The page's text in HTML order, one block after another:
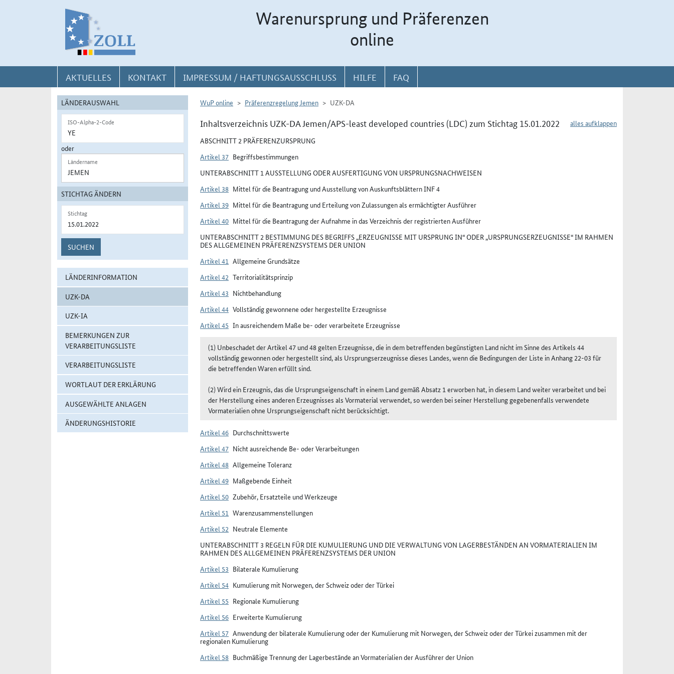
Warenursprung und Präferenzen
online
AKTUELLES KONTAKT IMPRESSUM / HAFTUNGSAUSSCHLUSS HILFE FAQ
LÄNDERAUSWAHL
ISO-Alpha-2-Code
oder
Ländername
STICHTAG ÄNDERN
Stichtag
SUCHEN
LÄNDERINFORMATION
UZK-DA
UZK-IA
BEMERKUNGEN ZUR
VERARBEITUNGSLISTE
VERARBEITUNGSLISTE
WORTLAUT DER ERKLÄRUNG
AUSGEWÄHLTE ANLAGEN
ÄNDERUNGSHISTORIE
WuP online Präferenzregelung Jemen UZK-DA
alles aufklappen
Inhaltsverzeichnis UZK-DA Jemen/APS-least developed countries (LDC) zum Stichtag 15.01.2022
ABSCHNITT 2 PRÄFERENZURSPRUNG
Artikel 37 Begriffsbestimmungen
UNTERABSCHNITT 1 AUSSTELLUNG ODER AUSFERTIGUNG VON URSPRUNGSNACHWEISEN
Artikel 38 Mittel für die Beantragung und Ausstellung von Auskunftsblättern INF 4
Artikel 39 Mittel für die Beantragung und Erteilung von Zulassungen als ermächtigter Ausführer
Artikel 40 Mittel für die Beantragung der Aufnahme in das Verzeichnis der registrierten Ausführer
UNTERABSCHNITT 2 BESTIMMUNG DES BEGRIFFS „ERZEUGNISSE MIT URSPRUNG IN“ ODER „URSPRUNGSERZEUGNISSE“ IM RAHMEN
DES ALLGEMEINEN PRÄFERENZSYSTEMS DER UNION
Artikel 41 Allgemeine Grundsätze
Artikel 42 Territorialitätsprinzip
Artikel 43 Nichtbehandlung
Artikel 44 Vollständig gewonnene oder hergestellte Erzeugnisse
Artikel 45 In ausreichendem Maße be- oder verarbeitete Erzeugnisse
(1) Unbeschadet der Artikel 47 und 48 gelten Erzeugnisse, die in dem betreffenden begünstigten Land nicht im Sinne des Artikels 44
vollständig gewonnen oder hergestellt sind, als Ursprungserzeugnisse dieses Landes, wenn die Bedingungen der Liste in Anhang 22-03 für
die betreffenden Waren erfüllt sind.
(2) Wird ein Erzeugnis, das die Ursprungseigenschaft in einem Land gemäß Absatz 1 erworben hat, in diesem Land weiter verarbeitet und bei
der Herstellung eines anderen Erzeugnisses als Vormaterial verwendet, so werden bei seiner Herstellung gegebenenfalls verwendete
Vormaterialien ohne Ursprungseigenschaft nicht berücksichtigt.
Artikel 46 Durchschnittswerte
Artikel 47 Nicht ausreichende Be- oder Verarbeitungen
Artikel 48 Allgemeine Toleranz
Artikel 49 Maßgebende Einheit
Artikel 50 Zubehör, Ersatzteile und Werkzeuge
Artikel 51 Warenzusammenstellungen
Artikel 52 Neutrale Elemente
UNTERABSCHNITT 3 REGELN FÜR DIE KUMULIERUNG UND DIE VERWALTUNG VON LAGERBESTÄNDEN AN VORMATERIALIEN IM
RAHMEN DES ALLGEMEINEN PRÄFERENZSYSTEMS DER UNION
Artikel 53 Bilaterale Kumulierung
Artikel 54 Kumulierung mit Norwegen, der Schweiz oder der Türkei
Artikel 55 Regionale Kumulierung
Artikel 56 Erweiterte Kumulierung
Artikel 57 Anwendung der bilaterale Kumulierung oder der Kumulierung mit Norwegen, der Schweiz oder der Türkei zusammen mit der
regionalen Kumulierung
Artikel 58 Buchmäßige Trennung der Lagerbestände an Vormaterialien der Ausführer der Union